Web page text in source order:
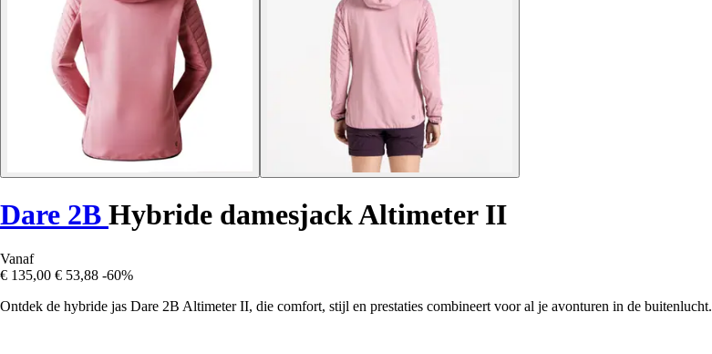
Dare 2B Hybride damesjack Altimeter II
Vanaf
€ 135,00 € 53,88 -60%
Ontdek de hybride jas Dare 2B Altimeter II, die comfort, stijl en prestaties combineert voor al je avonturen in de buitenlucht.